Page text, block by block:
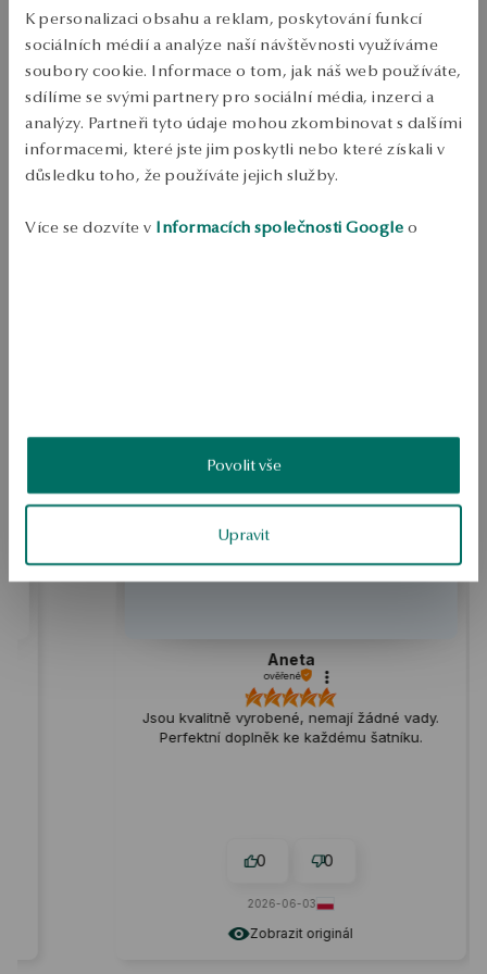
K personalizaci obsahu a reklam, poskytování funkcí
sociálních médií a analýze naší návštěvnosti využíváme
soubory cookie. Informace o tom, jak náš web používáte,
sdílíme se svými partnery pro sociální média, inzerci a
analýzy. Partneři tyto údaje mohou zkombinovat s dalšími
informacemi, které jste jim poskytli nebo které získali v
důsledku toho, že používáte jejich služby.
Více se dozvíte v Informacích společnosti Google o
Povolit vše
Upravit
Bezplatné vrácení až do 100 dnů v YES Clubu
PODROBNOSTI
Kov: zlatá
Velikost vzorku: 375
Délka: 45 cm cm
Průměrná hmotnost: 2 g
Zobrazit originál
Jsou kvalitně vyrobené, nemají žádné vady.
Perfektní doplněk ke každému šatníku.
2026-06-03